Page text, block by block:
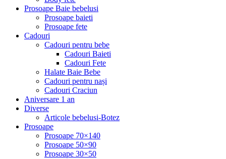
Prosoape Baie bebelusi
Prosoape baieti
Prosoape fete
Cadouri
Cadouri pentru bebe
Cadouri Baieti
Cadouri Fete
Halate Baie Bebe
Cadouri pentru nași
Cadouri Craciun
Aniversare 1 an
Diverse
Articole bebelusi-Botez
Prosoape
Prosoape 70×140
Prosoape 50×90
Prosoape 30×50